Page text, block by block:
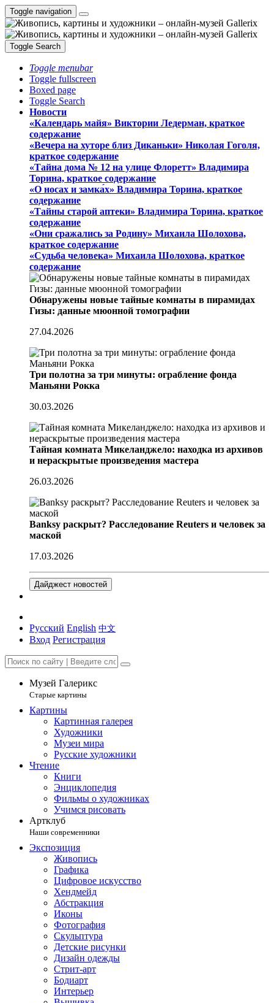
Toggle navigation
Toggle Search
Toggle menubar
Toggle fullscreen
Boxed page
Toggle Search
Новости
«Календарь майя» Виктории Ледерман, краткое
содержание
«Вечера на хуторе близ Диканьки» Николая Гоголя,
краткое содержание
«Тайна дома № 12 на улице Флоретт» Владимира
Торина, краткое содержание
«О носах и замка́х» Владимира Торина, краткое
содержание
«Тайны старой аптеки» Владимира Торина, краткое
содержание
«Они сражались за Родину» Михаила Шолохова,
краткое содержание
«Судьба человека» Михаила Шолохова, краткое
содержание
Обнаружены новые тайные комнаты в пирамидах
Гизы: данные мюонной томографии
27.04.2026
Три полотна за три минуты: ограбление фонда
Маньяни Рокка
30.03.2026
Тайная комната Микеланджело: находка из архивов
и нераскрытые произведения мастера
26.03.2026
Banksy раскрыт? Расследование Reuters и человек за
маской
17.03.2026
Дайджест новостей
Русский English 中文
Вход Регистрация
Музей Галерикс
Старые картины
Картины
Картинная галерея
Художники
Музеи мира
Русские художники
Чтение
Книги
Энциклопедия
Фильмы о художниках
Учимся рисовать
Артклуб
Наши современники
Экспозиция
Живопись
Графика
Цифровое искусство
Хендмейд
Абстракция
Иконы
Фотография
Скульптура
Детские рисунки
Дизайн одежды
Стрит-арт
Бодиарт
Интерьер